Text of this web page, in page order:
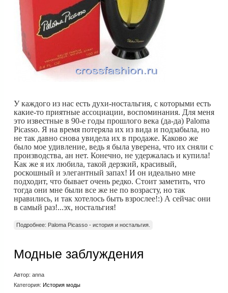
У каждого из нас есть духи-ностальгия, с которыми есть
какие-то приятные ассоциации, воспоминания. Для меня
это известные в 90-е годы прошлого века (да-да) Paloma
Picasso. Я на время потеряла их из вида и подзабыла, но
не так давно снова увидела их в продаже. Каково же
было мое удивление, ведь я была уверена, что их сняли с
производства, ан нет. Конечно, не удержалась и купила!
Как же я их любила, такой дерзкий, красивый,
роскошный и элегантный запах! И он идеально мне
подходит, что бывает очень редко. Стоит заметить, что
тогда они мне были все же не по возрасту, но так
нравились, и так хотелось быть взрослее!:) А сейчас они
в самый раз!...эх, ностальгия!
Подробнее: Paloma Picasso - история и ностальгия.
Модные заблуждения
Автор: anna
Категория: История моды